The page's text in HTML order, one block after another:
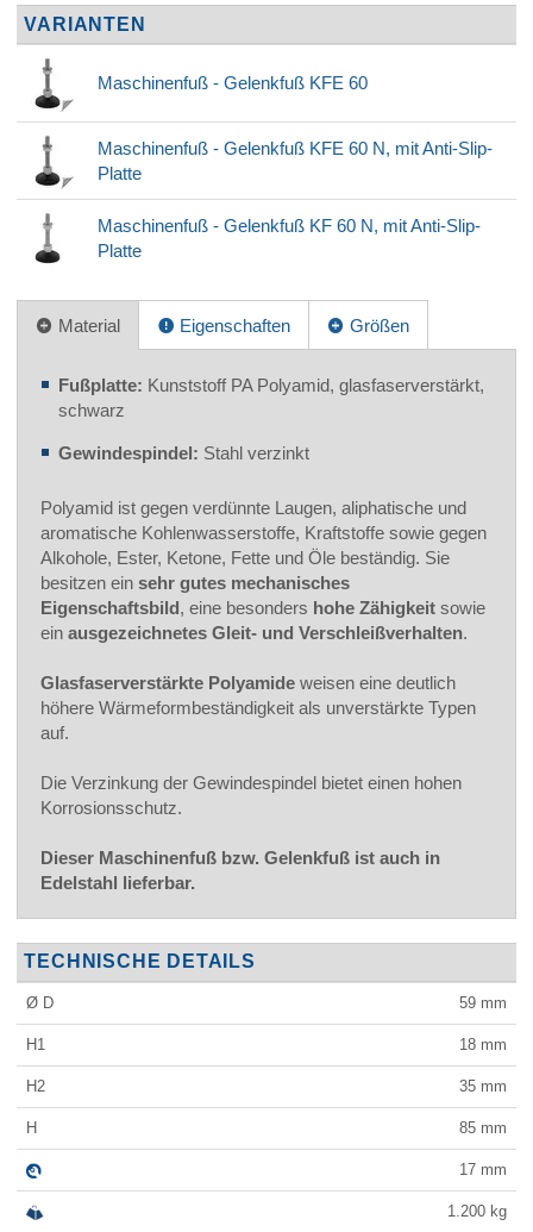
VARIANTEN
Maschinenfuß - Gelenkfuß KFE 60
Maschinenfuß - Gelenkfuß KFE 60 N, mit Anti-Slip-
Platte
Maschinenfuß - Gelenkfuß KF 60 N, mit Anti-Slip-
Platte
Material Eigenschaften Größen
Fußplatte: Kunststoff PA Polyamid, glasfaserverstärkt,
schwarz
Gewindespindel: Stahl verzinkt
Polyamid ist gegen verdünnte Laugen, aliphatische und
aromatische Kohlenwasserstoffe, Kraftstoffe sowie gegen
Alkohole, Ester, Ketone, Fette und Öle beständig. Sie
besitzen ein sehr gutes mechanisches
Eigenschaftsbild, eine besonders hohe Zähigkeit sowie
ein ausgezeichnetes Gleit- und Verschleißverhalten.
Glasfaserverstärkte Polyamide weisen eine deutlich
höhere Wärmeformbeständigkeit als unverstärkte Typen
auf.
Die Verzinkung der Gewindespindel bietet einen hohen
Korrosionsschutz.
Dieser Maschinenfuß bzw. Gelenkfuß ist auch in
Edelstahl lieferbar.
TECHNISCHE DETAILS
Ø D 59 mm
H1 18 mm
H2 35 mm
H 85 mm
17 mm
1.200 kg